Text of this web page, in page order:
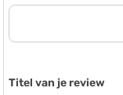
Titel van je review